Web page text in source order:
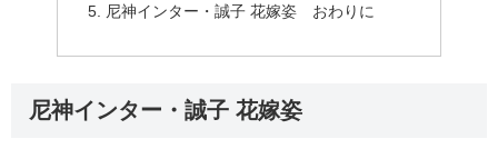
尼神インター・誠子 花嫁姿 おわりに
尼神インター・誠子 花嫁姿